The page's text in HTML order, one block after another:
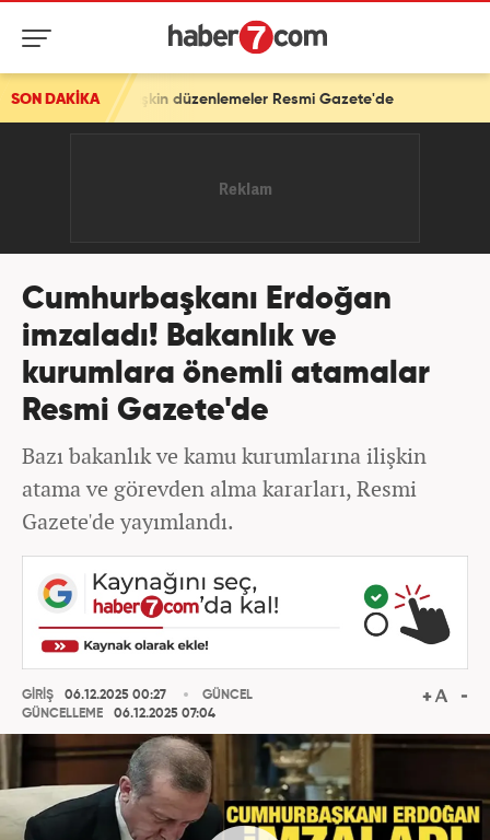
SON DAKİKA
düzenlemeler Resmi Gazete'de
Cumhurbaşkanı Erdoğan
imzaladı! Bakanlık ve
kurumlara önemli atamalar
Resmi Gazete'de
Bazı bakanlık ve kamu kurumlarına ilişkin
atama ve görevden alma kararları, Resmi
Gazete'de yayımlandı.
GİRİŞ
06.12.2025 00:27
GÜNCELLEME
06.12.2025 07:04
GÜNCEL